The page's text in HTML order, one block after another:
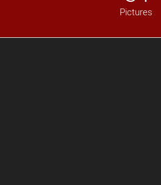
Pictures